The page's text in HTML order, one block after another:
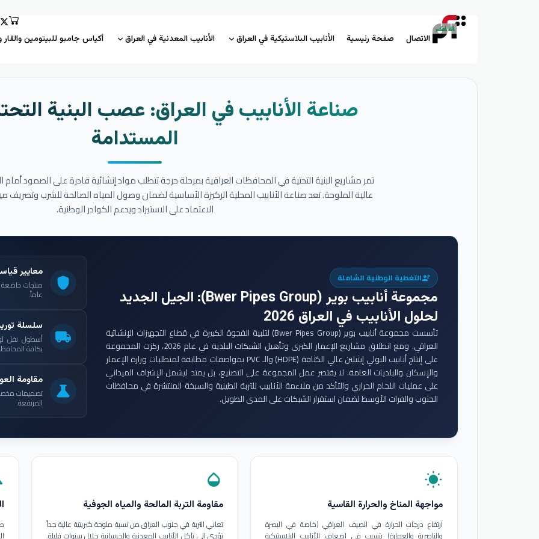
الاتصال صفحة رئيسية الأنابيب البلاستيكية في العراق الأنابيب المعدنية في العراق أكياس جامبو للبيتومين والقار
صناعة الأنابيب في العراق: عصب البنية
المستدامة
تمر مشاريع البنية التحتية في المحافظات العراقية بمرحلة حرجة تتطلب مواد إنشائية قادرة على الصمود أمام
عالية الملوحة. تعد صناعة الأنابيب المحلية الركيزة الأساسية لضمان وصول المياه الصالحة للشرب وتصريف
الاعتماد على الاستيراد ويدعم الكوادر الوطنية.
engineeringالتغطية الوطنية الشاملة
مجموعة أنابيب بوير (Bwer Pipes Group)
: الجيل الجديد
لحلول الأنابيب في العراق 2026
تأسست مجموعة أنابيب بوير (Bwer Pipes Group) لتلبية الفجوة الكبيرة في قطاع التجهيزات الإنشائية
العراقي. ومع انطلاق مشاريع الإعمار الكبرى وتأهيل الشبكات البلدية في عام 2026، ركزت المجموعة
على إنتاج أنابيب البولي إيثيلين عالي الكثافة (HDPE) والـ PVC بمواصفات مطابقة لمتطلبات وزارة الإعمار
والإسكان والبلديات العامة. لا يقتصر عمل المجموعة على التصنيع، بل يمتد ليشمل الإشراف الميداني
على عمليات اللحام الحراري والتأكد من ملاءمة الأنابيب للتربة الطينية والسبخة المنتشرة في محافظات
الجنوب والفرات الأوسط لضمان استقرار الشبكات على المدى الطويل.
shield
معايير
عاماً.
local_shipping
سلسلة
أسطول نقل
بكافة
science
مقاومة
تصميمات
المرتفعة.
wb_sunny
مواجهة المناخ والحرارة القاسية
ارتفاع درجات الحرارة في الصيف العراقي (خاصة في البصرة
والناصرية والعمارة) يتسبب في إضعاف الأنابيب البلاستيكية
opacity
مقاومة التربة المالحة والمياه الجوفية
تعاني التربة في جنوب العراق من نسبة ملوحة كبريتية عالية جداً
تؤدي إلى تآكل الأنابيب المعدنية والخرسانية خلال سنوات قليلة.